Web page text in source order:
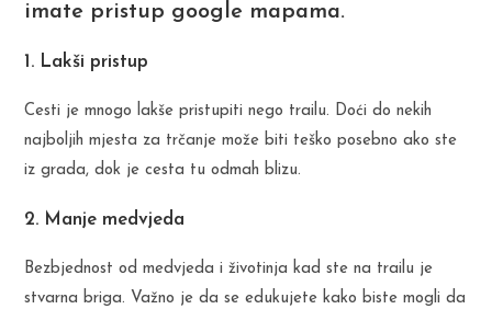
imate pristup google mapama.
1. Lakši pristup
Cesti je mnogo lakše pristupiti nego trailu. Doći do nekih
najboljih mjesta za trčanje može biti teško posebno ako ste
iz grada, dok je cesta tu odmah blizu.
2. Manje medvjeda
Bezbjednost od medvjeda i životinja kad ste na trailu je
stvarna briga. Važno je da se edukujete kako biste mogli da